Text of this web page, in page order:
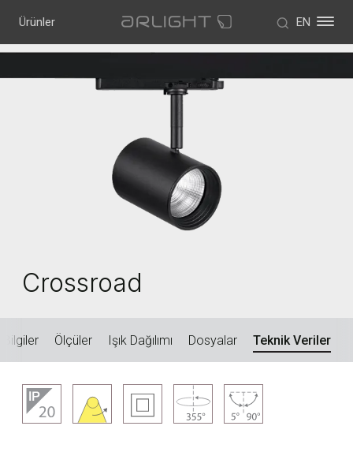
Ürünler EN
Crossroad
Bilgiler Ölçüler Işık Dağılımı Dosyalar Teknik Veriler